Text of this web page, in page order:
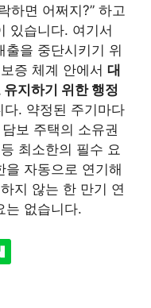
하면 어쩌지?” 하고
있습니다. 여기서
출을 중단시키기 위
증 체계 안에서 대
지하기 위한 행정
다. 약정된 주기마다
보 주택의 소유권
최소한의 필수 요
을 자동으로 연기해
지 않는 한 만기 연
는 없습니다.